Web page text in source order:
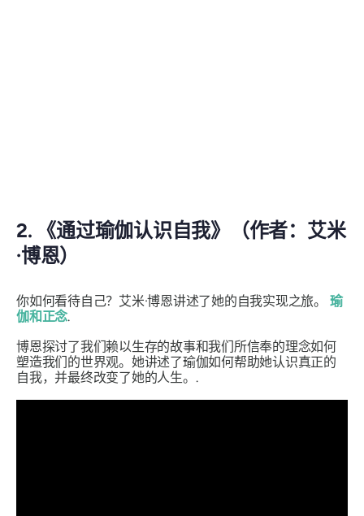
2. 《通过瑜伽认识自我》（作者：艾米
·博恩）
你如何看待自己？艾米·博恩讲述了她的自我实现之旅。 瑜
伽和正念.
博恩探讨了我们赖以生存的故事和我们所信奉的理念如何
塑造我们的世界观。她讲述了瑜伽如何帮助她认识真正的
自我，并最终改变了她的人生。.